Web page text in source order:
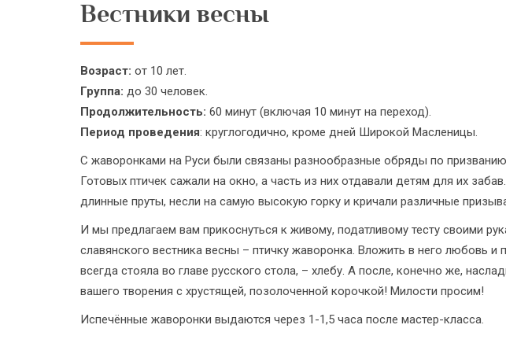
Вестники весны
Возраст: от 10 лет.
Группа: до 30 человек.
Продолжительность: 60 минут (включая 10 минут на переход).
Период проведения: круглогодично, кроме дней Широкой Масленицы.
С жаворонками на Руси были связаны разнообразные обряды по
Готовых птичек сажали на окно, а часть из них отдавали детям для их
длинные пруты, несли на самую высокую горку и кричали различные
И мы предлагаем вам прикоснуться к живому, податливому тесту своими
славянского вестника весны – птичку жаворонка. Вложить в него любовь и
всегда стояла во главе русского стола, – хлебу. А после, конечно же,
вашего творения с хрустящей, позолоченной корочкой! Милости просим!
Испечённые жаворонки выдаются через 1-1,5 часа после мастер-класса.